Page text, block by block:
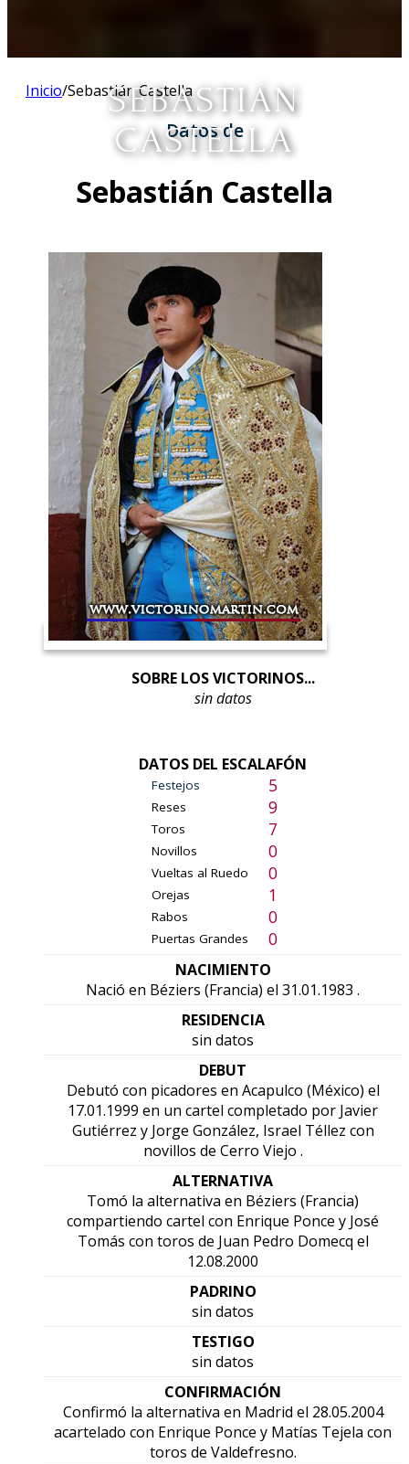
SEBASTIÁN
CASTELLA
Inicio/Sebastián Castella
Datos de
Sebastián Castella
SOBRE LOS VICTORINOS...
sin datos
DATOS DEL ESCALAFÓN
Festejos 5
Reses 9
Toros 7
Novillos 0
Vueltas al Ruedo 0
Orejas 1
Rabos 0
Puertas Grandes 0
NACIMIENTO
Nació en Béziers (Francia) el 31.01.1983 .
RESIDENCIA
sin datos
DEBUT
Debutó con picadores en Acapulco (México) el
17.01.1999 en un cartel completado por Javier
Gutiérrez y Jorge González, Israel Téllez con
novillos de Cerro Viejo .
ALTERNATIVA
Tomó la alternativa en Béziers (Francia)
compartiendo cartel con Enrique Ponce y José
Tomás con toros de Juan Pedro Domecq el
12.08.2000
PADRINO
sin datos
TESTIGO
sin datos
CONFIRMACIÓN
Confirmó la alternativa en Madrid el 28.05.2004
acartelado con Enrique Ponce y Matías Tejela con
toros de Valdefresno.